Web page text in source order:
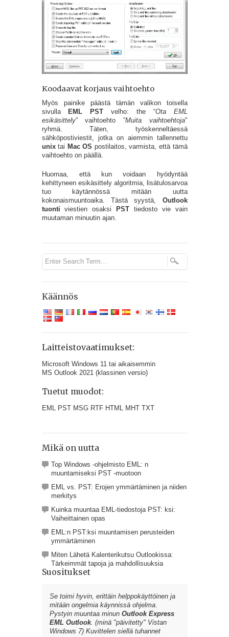
Koodaavat korjaus vaihtoehto
Myös painike päästä tämän valikon toisella
sivulla
EML PST velho: the “Ota EML
esikäsittely” vaihtoehto ”Muita vaihtoehtoja"
ryhmä. Täten, työskenneltäessä
sähköpostiviestit, jotka on aiemmin tallennettu
unixtai Mac OS postilaitos, varmista, että tämä
vaihtoehto on päällä.
Huomaa, että kun voidaan hyödyntää
kehittyneen esikäsittely algoritmia, lisätulosarvoa
tuo käytännössä mitään uutta
kokonaismuuntoaika. Tästä syystä, Outlook
tuonti viestien osaksi PST tiedosto vie vain
muutaman minuutin ajan.
Käännös
Laitteistovaatimukset:
Microsoft Windows 11 tai aikaisemmin
MS Outlook 2021 (klassinen versio)
Tuetut muodot:
EML PST MSG RTF HTML MHT TXT
Mikä on uutta
Top Windows -ohjelmisto EML: n
muuntamiseksi PST -muotoon
EML vs. PST: Erojen ymmärtäminen ja niiden
merkitys
Kuinka muuntaa EML-tiedostoja PST: ksi:
Vaiheittainen opas
EML:n PST:ksi muuntamisen perusteiden
ymmärtäminen
Miten Lähetä Kalenterikutsu Outlookissa:
Tärkeimmät tapoja ja mahdollisuuksia
Suositukset
Se toimi hyvin, erittäin helppokäyttöinen ja
mitään ongelmia käynnissä ohjelma.
Pystyin muuntaa minun Outlook Express
EML Outlook. (minä "päivitetty" Vistan
Windows 7) Kuvittelen siellä tuhannet